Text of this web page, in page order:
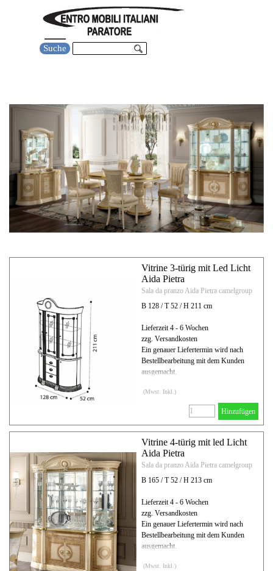
Menü überspringen
Suche
Vitrine 3-türig mit Led Licht
Aida Pietra
Sala da pranzo Aida Pietra camelgroup
B 128 / T 52 / H 211 cm
Lieferzeit 4 - 6 Wochen
zzg. Versandkosten
Ein genauer Liefertermin wird nach
Bestellbearbeitung mit dem Kunden
ausgemacht.
(Mwst. Inkl.)
Hinzufügen
Vitrine 4-türig mit led Licht
Aida Pietra
Sala da pranzo Aida Pietra camelgroup
B 165 / T 52 / H 213 cm
Lieferzeit 4 - 6 Wochen
zzg. Versandkosten
Ein genauer Liefertermin wird nach
Bestellbearbeitung mit dem Kunden
ausgemacht.
(Mwst. Inkl.)